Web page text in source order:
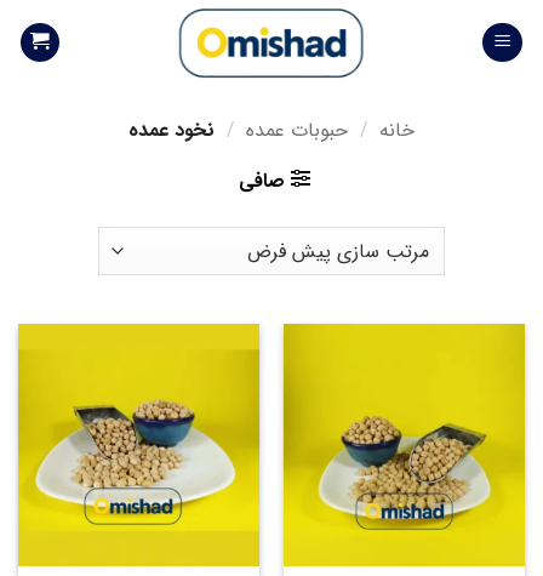
Skip
خانه / حبوبات عمده / نخود عمده
صافی